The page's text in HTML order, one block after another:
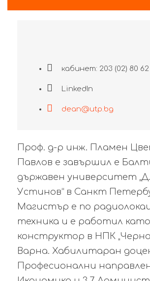
Проф. д-р инж. Пламен
Павлов е завършил е
държавен университет
Устинов“ в Санкт
Магистър е по
техника и е работил
конструктор в НПК
Варна. Хабилитаран
Професионални
кабинет: 203 (02) 80 62
LinkedIn
dean@utp.bg